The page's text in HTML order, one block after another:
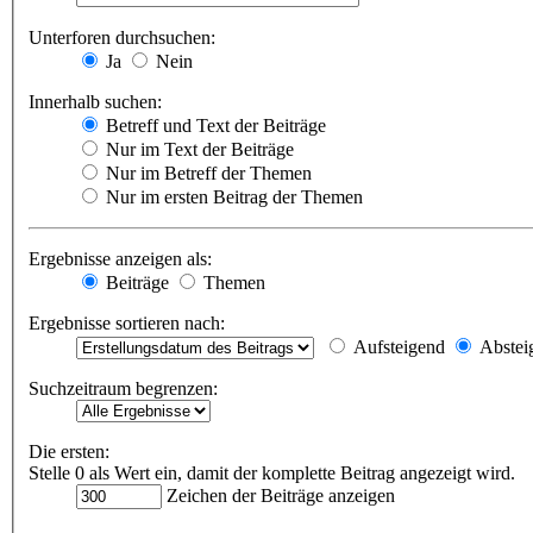
Unterforen durchsuchen:
Ja
Nein
Innerhalb suchen:
Betreff und Text der Beiträge
Nur im Text der Beiträge
Nur im Betreff der Themen
Nur im ersten Beitrag der Themen
Ergebnisse anzeigen als:
Beiträge
Themen
Ergebnisse sortieren nach:
Aufsteigend
Suchzeitraum begrenzen:
Die ersten:
Stelle 0 als Wert ein, damit der komplette Beitrag angezeigt wird.
Zeichen der Beiträge anzeigen